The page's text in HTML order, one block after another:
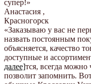
супер!»
Анастасия ,
Красногорск
«Заказываю у вас не
назвать постоянным
объясняется, качество
доступные и
далее]тся, всегда можно
позволит запомнить.